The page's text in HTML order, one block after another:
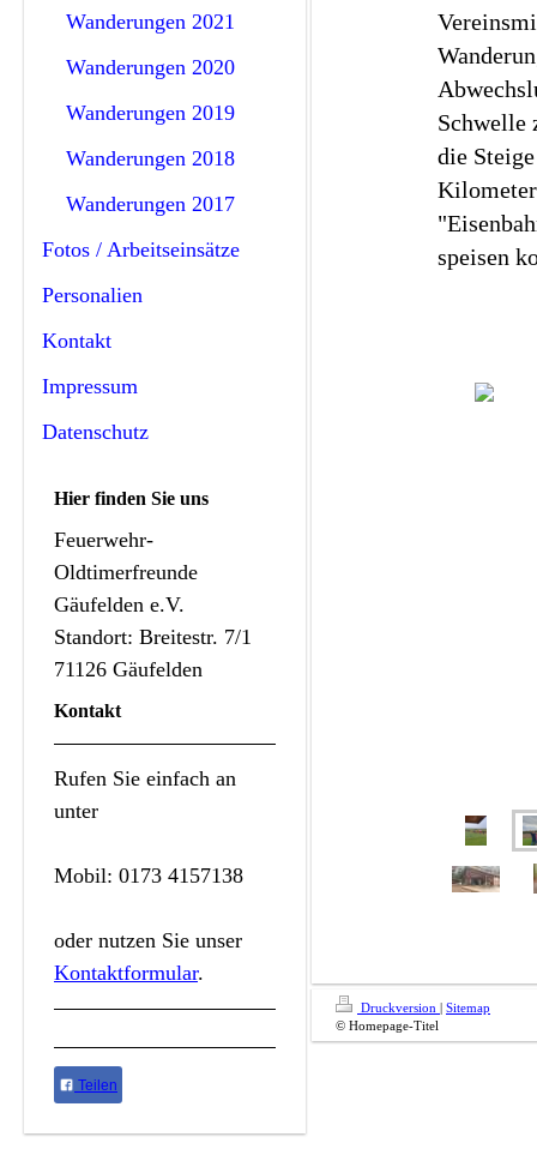
Wanderungen 2021
Wanderungen 2020
Wanderungen 2019
Wanderungen 2018
Wanderungen 2017
Fotos / Arbeitseinsätze
Personalien
Kontakt
Impressum
Datenschutz
Hier finden Sie uns
Feuerwehr-
Oldtimerfreunde
Gäufelden e.V.
Standort: Breitestr. 7/1
71126 Gäufelden
Kontakt
Rufen Sie einfach an
unter
Mobil: 0173 4157138
oder nutzen Sie unser
Kontaktformular.
Teilen
Schwelle
die
speisen
Druckversion | Sitemap
© Homepage-Titel